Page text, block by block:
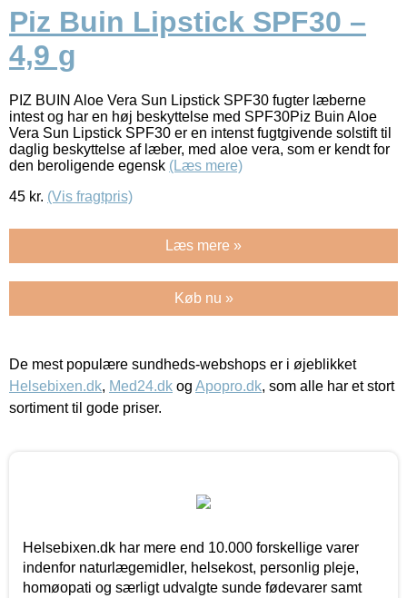
Piz Buin Lipstick SPF30 –
4,9 g
PIZ BUIN Aloe Vera Sun Lipstick SPF30 fugter læberne
intest og har en høj beskyttelse med SPF30Piz Buin Aloe
Vera Sun Lipstick SPF30 er en intenst fugtgivende solstift til
daglig beskyttelse af læber, med aloe vera, som er kendt for
den beroligende egensk (Læs mere)
45 kr. (Vis fragtpris)
Læs mere »
Køb nu »
De mest populære sundheds-webshops er i øjeblikket
Helsebixen.dk, Med24.dk og Apopro.dk, som alle har et stort
sortiment til gode priser.
Helsebixen.dk har mere end 10.000 forskellige varer
indenfor naturlægemidler, helsekost, personlig pleje,
homøopati og særligt udvalgte sunde fødevarer samt